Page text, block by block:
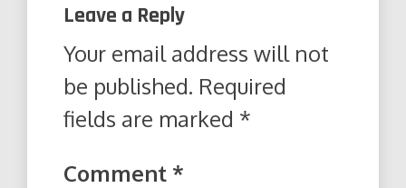
Leave a Reply
Your email address will not
be published. Required
fields are marked *
Comment *